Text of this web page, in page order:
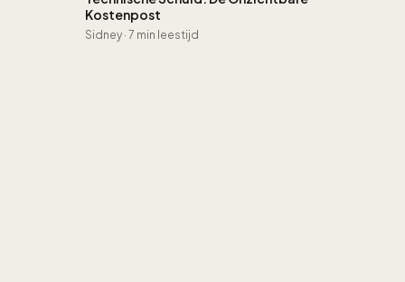
Kostenpost
Sidney · 7 min leestijd